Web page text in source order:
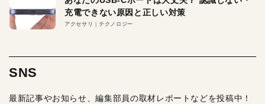
充電できない原因と正しい対策
アクセサリ テクノロジー
SNS
最新記事やお知らせ、編集部員の取材レポートなどを投稿中！